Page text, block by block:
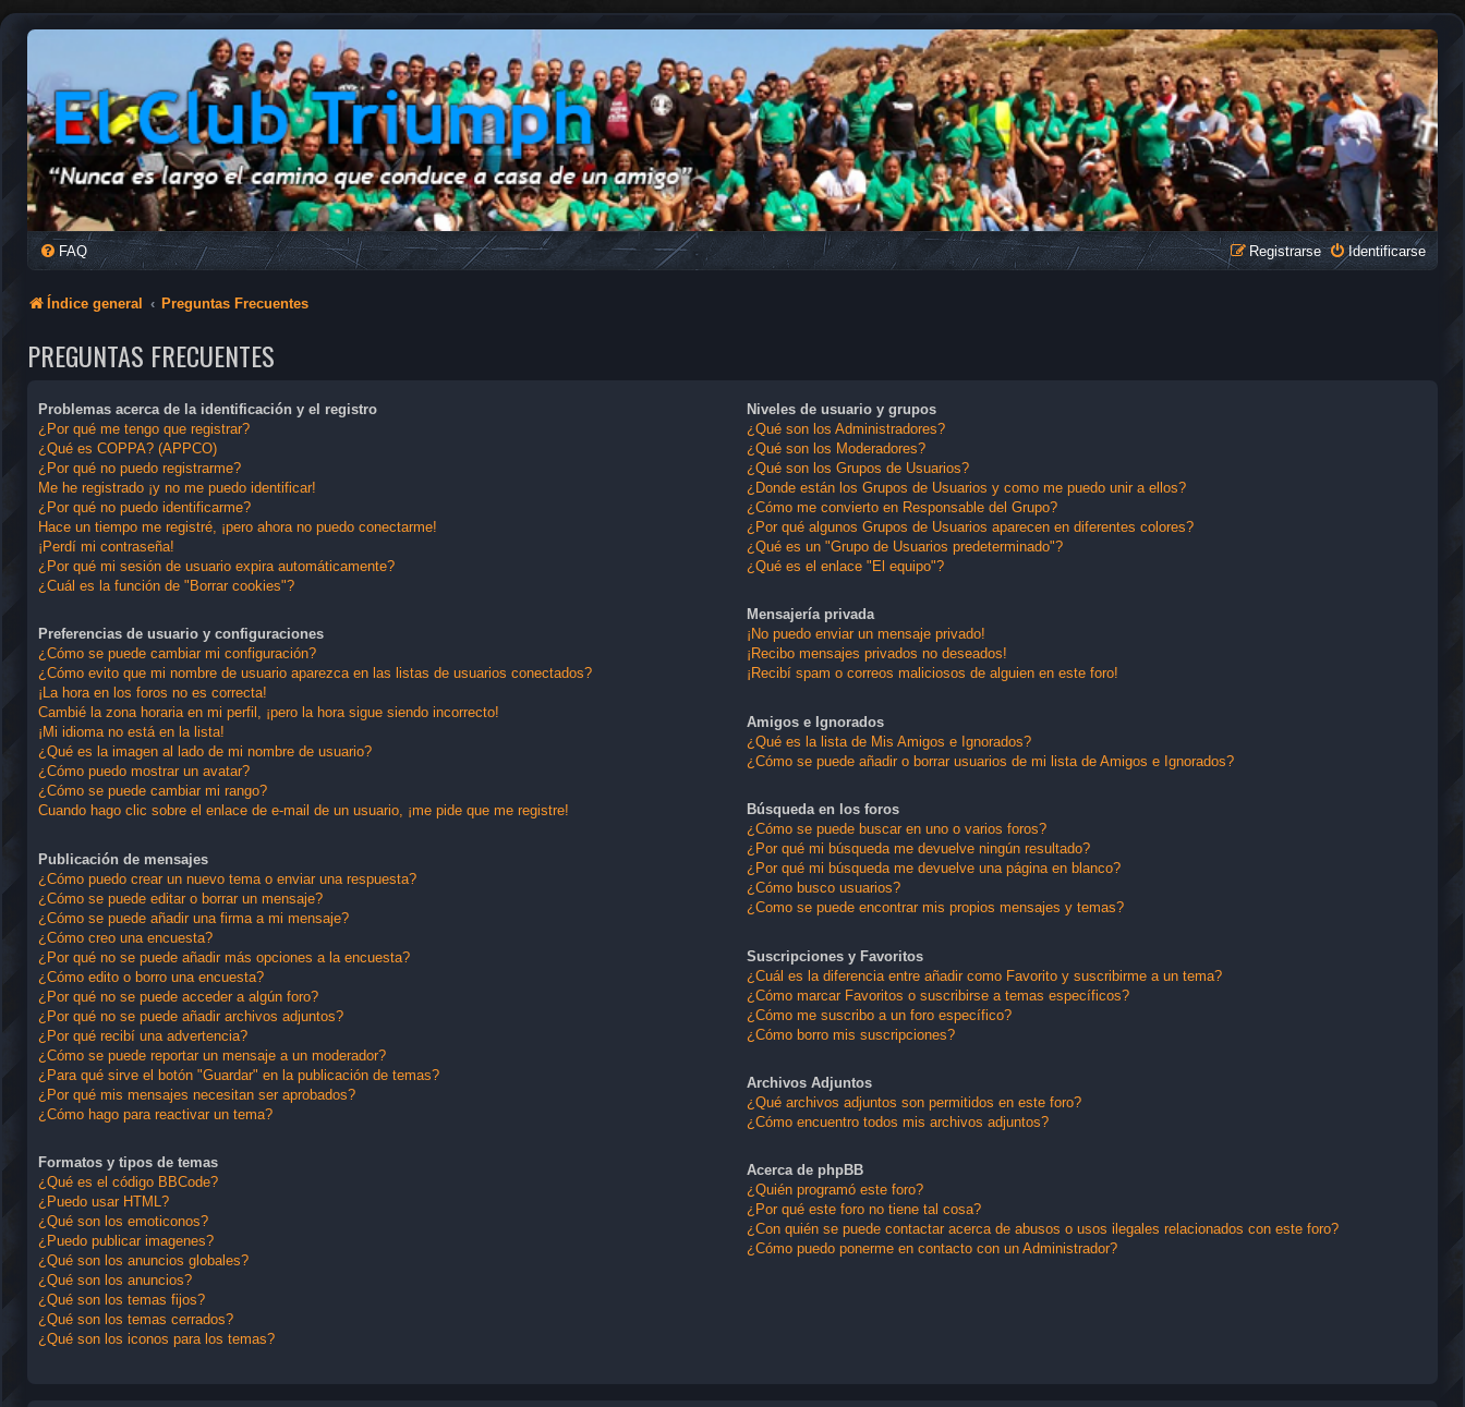
FAQ Identificarse
Registrarse
Índice general Preguntas Frecuentes
PREGUNTAS FRECUENTES
Problemas acerca de la identificación y el registro
¿Por qué me tengo que registrar?
¿Qué es COPPA? (APPCO)
¿Por qué no puedo registrarme?
Me he registrado ¡y no me puedo identificar!
¿Por qué no puedo identificarme?
Hace un tiempo me registré, ¡pero ahora no puedo conectarme!
¡Perdí mi contraseña!
¿Por qué mi sesión de usuario expira automáticamente?
¿Cuál es la función de "Borrar cookies"?
Preferencias de usuario y configuraciones
¿Cómo se puede cambiar mi configuración?
¿Cómo evito que mi nombre de usuario aparezca en las listas de usuarios conectados?
¡La hora en los foros no es correcta!
Cambié la zona horaria en mi perfil, ¡pero la hora sigue siendo incorrecto!
¡Mi idioma no está en la lista!
¿Qué es la imagen al lado de mi nombre de usuario?
¿Cómo puedo mostrar un avatar?
¿Cómo se puede cambiar mi rango?
Cuando hago clic sobre el enlace de e-mail de un usuario, ¡me pide que me registre!
Publicación de mensajes
¿Cómo puedo crear un nuevo tema o enviar una respuesta?
¿Cómo se puede editar o borrar un mensaje?
¿Cómo se puede añadir una firma a mi mensaje?
¿Cómo creo una encuesta?
¿Por qué no se puede añadir más opciones a la encuesta?
¿Cómo edito o borro una encuesta?
¿Por qué no se puede acceder a algún foro?
¿Por qué no se puede añadir archivos adjuntos?
¿Por qué recibí una advertencia?
¿Cómo se puede reportar un mensaje a un moderador?
¿Para qué sirve el botón "Guardar" en la publicación de temas?
¿Por qué mis mensajes necesitan ser aprobados?
¿Cómo hago para reactivar un tema?
Formatos y tipos de temas
¿Qué es el código BBCode?
¿Puedo usar HTML?
¿Qué son los emoticonos?
¿Puedo publicar imagenes?
¿Qué son los anuncios globales?
¿Qué son los anuncios?
¿Qué son los temas fijos?
¿Qué son los temas cerrados?
¿Qué son los iconos para los temas?
Niveles de usuario y grupos
¿Qué son los Administradores?
¿Qué son los Moderadores?
¿Qué son los Grupos de Usuarios?
¿Donde están los Grupos de Usuarios y como me puedo unir a ellos?
¿Cómo me convierto en Responsable del Grupo?
¿Por qué algunos Grupos de Usuarios aparecen en diferentes colores?
¿Qué es un "Grupo de Usuarios predeterminado"?
¿Qué es el enlace "El equipo"?
Mensajería privada
¡No puedo enviar un mensaje privado!
¡Recibo mensajes privados no deseados!
¡Recibí spam o correos maliciosos de alguien en este foro!
Amigos e Ignorados
¿Qué es la lista de Mis Amigos e Ignorados?
¿Cómo se puede añadir o borrar usuarios de mi lista de Amigos e Ignorados?
Búsqueda en los foros
¿Cómo se puede buscar en uno o varios foros?
¿Por qué mi búsqueda me devuelve ningún resultado?
¿Por qué mi búsqueda me devuelve una página en blanco?
¿Cómo busco usuarios?
¿Como se puede encontrar mis propios mensajes y temas?
Suscripciones y Favoritos
¿Cuál es la diferencia entre añadir como Favorito y suscribirme a un tema?
¿Cómo marcar Favoritos o suscribirse a temas específicos?
¿Cómo me suscribo a un foro específico?
¿Cómo borro mis suscripciones?
Archivos Adjuntos
¿Qué archivos adjuntos son permitidos en este foro?
¿Cómo encuentro todos mis archivos adjuntos?
Acerca de phpBB
¿Quién programó este foro?
¿Por qué este foro no tiene tal cosa?
¿Con quién se puede contactar acerca de abusos o usos ilegales relacionados con este foro?
¿Cómo puedo ponerme en contacto con un Administrador?